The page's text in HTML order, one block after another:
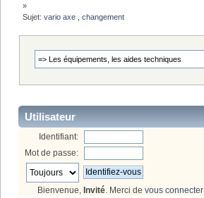
»
Sujet:vario axe , changement
Utilisateur
Identifiant:
Mot de passe:
Bienvenue, Invité . Merci de vous connecter